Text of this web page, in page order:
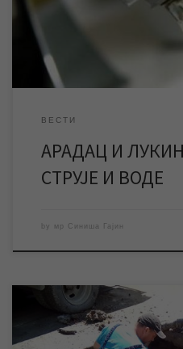
Лукино Село. У Арадцу су
до 14 часова, а у Лукином селу
ВЕСТИ
АРАДАЦ И
СТРУЈЕ И ВОДЕ
by мр Синиша Гајин
Квар на уличној водоводној